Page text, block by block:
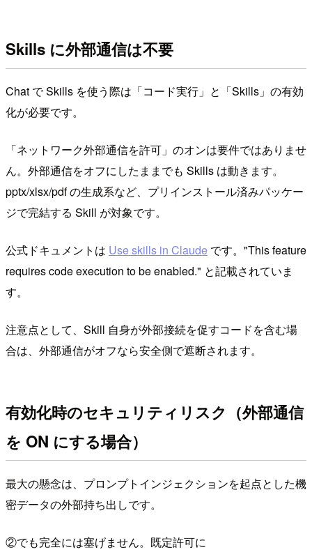
Skills に外部通信は不要
Chat で Skills を使う際は「コード実行」と「Skills」の有効
化が必要です。
「ネットワーク外部通信を許可」のオンは要件ではありませ
ん。外部通信をオフにしたままでも Skills は動きます。
pptx/xlsx/pdf の生成系など、プリインストール済みパッケー
ジで完結する Skill が対象です。
公式ドキュメントは Use skills in Claude です。"This feature
requires code execution to be enabled." と記載されていま
す。
注意点として、Skill 自身が外部接続を促すコードを含む場
合は、外部通信がオフなら安全側で遮断されます。
有効化時のセキュリティリスク（外部通信
を ON にする場合）
最大の懸念は、プロンプトインジェクションを起点とした機
密データの外部持ち出しです。
②でも完全には塞げません。既定許可に